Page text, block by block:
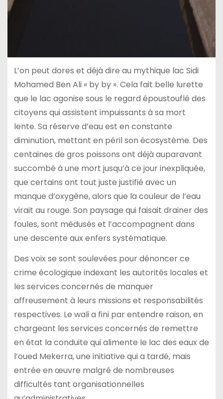
L’on peut dores et déjà dire au mythique lac Sidi
Mohamed Ben Ali « by by ». Cela fait belle lurette
que le lac agonise sous le regard époustouflé des
citoyens qui assistent impuissants à sa mort
lente. Sa réserve d’eau est en constante
diminution, mettant en péril son écosystème. Des
centaines de gros poissons ont déjà auparavant
succombé à une mort jusqu’à ce jour inexpliquée,
que certains ont tout juste justifié avec un
manque d’oxygène, alors que la couleur de l’eau
virait au rouge. Son paysage qui faisait drainer des
foules, sont médusés et l’accompagnent dans
une descente aux enfers systématique.
Des voix se sont soulevées pour dénoncer ce
crime écologique indexant les autorités locales et
les services concernés de manquer
affreusement à leurs missions et responsabilités
respectives. Le wali a fini par entendre raison, en
chargeant les services concernés de remettre
en état la conduite qui alimente le lac des eaux de
l’oued Mekerra, une initiative qui a tardé, mais
entrée en œuvre malgré de nombreuses
difficultés tant organisationnelles